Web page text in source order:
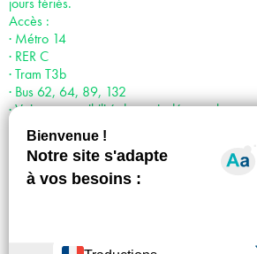
Accès :
· Métro 14
· RER C
· Tram T3b
· Bus 62, 64, 89, 132
· Voiture : possibilité de venir déposer les
roulant juste devant le centre d’art : accès
Duras, puis par l’Esplanade Pierre Vidal
aux farines. Places de stationnement
Françoise Dolto ; puis rue Hélène Brion et